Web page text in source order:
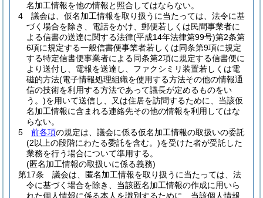
名加工情報を他の情報と照合してはならない。
4
議会は、仮名加工情報を取り扱うに当たっては、法令に基
づく場合を除き、電話をかけ、郵便若しくは民間事業者に
よる信書の送達に関する法律(平成14年法律第99号)第2条第
6項に規定する一般信書便事業者若しくは同条第9項に規定
する特定信書便事業者による同条第2項に規定する信書便に
より送付し、電報を送達し、ファクシミリ装置若しくは電
磁的方法(電子情報処理組織を使用する方法その他の情報通
信の技術を利用する方法であって議長が定めるものをい
う。)を用いて送信し、又は住居を訪問するために、当該仮
名加工情報に含まれる連絡先その他の情報を利用してはな
らない。
5
前各項の規定は、議会に係る仮名加工情報の取扱いの委託
(2以上の段階にわたる委託を含む。)を受けた者が受託した
業務を行う場合について準用する。
(匿名加工情報の取扱いに係る義務)
第17条
議会は、匿名加工情報を取り扱うに当たっては、法
令に基づく場合を除き、当該匿名加工情報の作成に用いら
れた個人情報に係る本人を識別するために、当該個人情報